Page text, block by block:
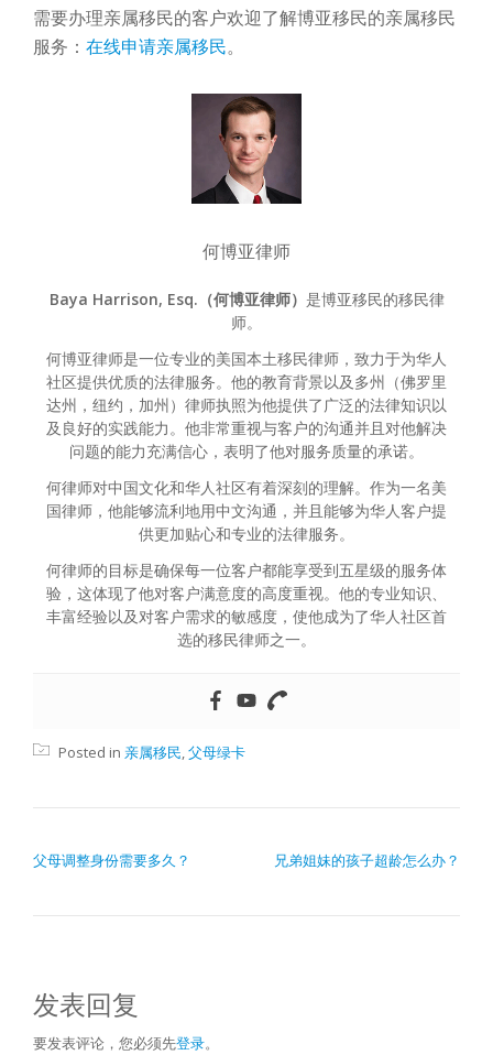
需要办理亲属移民的客户欢迎了解博亚移民的亲属移民
服务： 在线申请亲属移民。
何博亚律师
Baya Harrison, Esq.（何博亚律师） 是博亚移民的移民律
师。
何博亚律师是一位专业的美国本土移民律师，致力于为华人
社区提供优质的法律服务。他的教育背景以及多州（佛罗里
达州，纽约，加州）律师执照为他提供了广泛的法律知识以
及良好的实践能力。他非常重视与客户的沟通并且对他解决
问题的能力充满信心，表明了他对服务质量的承诺。
何律师对中国文化和华人社区有着深刻的理解。作为一名美
国律师，他能够流利地用中文沟通，并且能够为华人客户提
供更加贴心和专业的法律服务。
何律师的目标是确保每一位客户都能享受到五星级的服务体
验，这体现了他对客户满意度的高度重视。他的专业知识、
丰富经验以及对客户需求的敏感度，使他成为了华人社区首
选的移民律师之一。
Posted in 亲属移民,父母绿卡
父母调整身份需要多久？ 兄弟姐妹的孩子超龄怎么办？
发表回复
要发表评论，您必须先登录。